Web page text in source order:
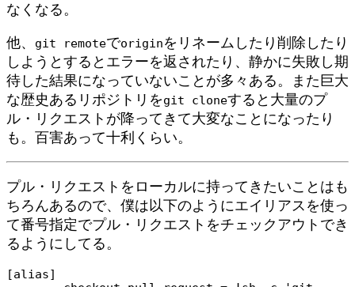
なくなる。
他、 git remoteでoriginをリネームしたり削除したり
しようとするとエラーを返されたり、静かに失敗し期
待した結果になっていないことが多々ある。また巨大
な歴史あるリポジトリをgit cloneすると大量のプ
ル・リクエストが降ってきて大変なことになったり
も。百害あって十利くらい。
プル・リクエストをローカルに持ってきたいことはも
ちろんあるので、僕は以下のようにエイリアスを使っ
て番号指定でプル・リクエストをチェックアウトでき
るようにしてる。
[alias]